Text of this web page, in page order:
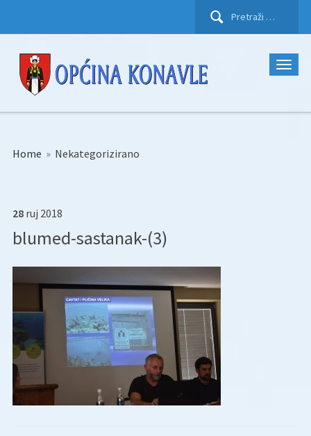
Pretraži:
Home » Nekategorizirano
28 ruj 2018
blumed-sastanak-(3)